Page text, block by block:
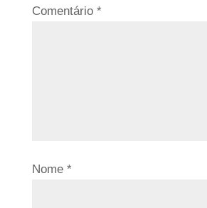
Comentário *
Nome *